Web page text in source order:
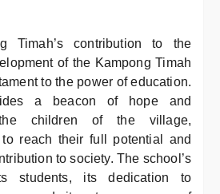
Timah’s contribution to the
of the Kampong Timah
to the power of education.
a beacon of hope and
children of the village,
reach their full potential and
to society. The school’s
students, its dedication to